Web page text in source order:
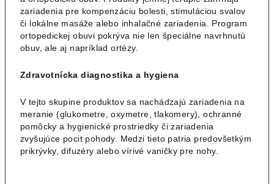
zariadenia pre kompenzáciu bolesti, stimuláciou svalov
či lokálne masáže alebo inhalačné zariadenia. Program
ortopedickej obuvi pokrýva nie len špeciálne navrhnutú
obuv, ale aj napríklad ortézy.
Zdravotnícka diagnostika a hygiena
V tejto skupine produktov sa nachádzajú zariadenia na
meranie (glukometre, oxymetre, tlakomery), ochranné
pomôcky a hygienické prostriedky či zariadenia
zvyšujúce pocit pohody. Medzi tieto patria predovšetkým
prikrývky, difuzéry alebo vírivé vaničky pre nohy.